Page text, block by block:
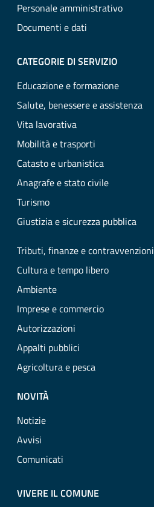
Personale amministrativo
Documenti e dati
CATEGORIE DI SERVIZIO
Educazione e formazione
Salute, benessere e assistenza
Vita lavorativa
Mobilità e trasporti
Catasto e urbanistica
Anagrafe e stato civile
Turismo
Giustizia e sicurezza pubblica
Tributi, finanze e contravvenzioni
Cultura e tempo libero
Ambiente
Imprese e commercio
Autorizzazioni
Appalti pubblici
Agricoltura e pesca
NOVITÀ
Notizie
Avvisi
Comunicati
VIVERE IL COMUNE